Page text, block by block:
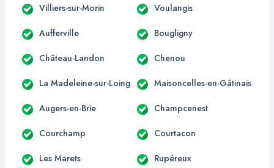
Villiers-sur-Morin Voulangis
Aufferville Bougligny
Château-Landon Chenou
La Madeleine-sur-Loing Maisoncelles-en-Gâtinais
Augers-en-Brie Champcenest
Courchamp Courtacon
Les Marets Rupéreux